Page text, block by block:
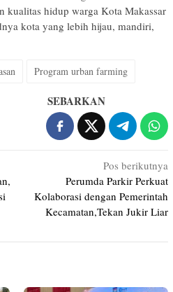
kualitas hidup warga Kota Makassar
kota yang lebih hijau, mandiri,
Program urban farming
SEBARKAN
Pos berikutnya
Perumda Parkir Perkuat
Kolaborasi dengan Pemerintah
Kecamatan,Tekan Jukir Liar